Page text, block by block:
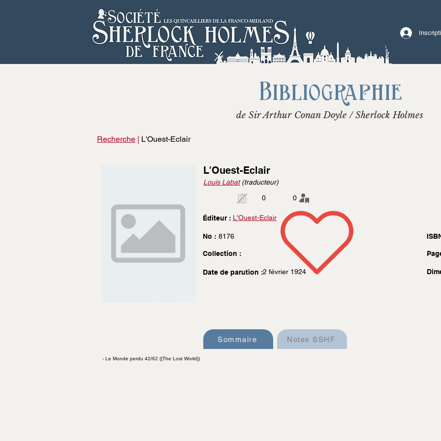
Bibliographie
de Sir Arthur Conan Doyle / Sherlock Holmes
Recherche | L'Ouest-Eclair
L'Ouest-Eclair
Louis Labat(traducteur)
0
0
Éditeur : L'Ouest-Eclair
No : 8176
Collection :
Date de parution :2 février 1924
Sommaire Notes SSHF
- Le Monde perdu 42/62 ({The Lost World})